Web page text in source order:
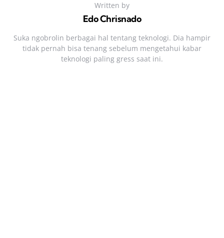
Written by
Edo Chrisnado
Suka ngobrolin berbagai hal tentang teknologi. Dia hampir
tidak pernah bisa tenang sebelum mengetahui kabar
teknologi paling gress saat ini.